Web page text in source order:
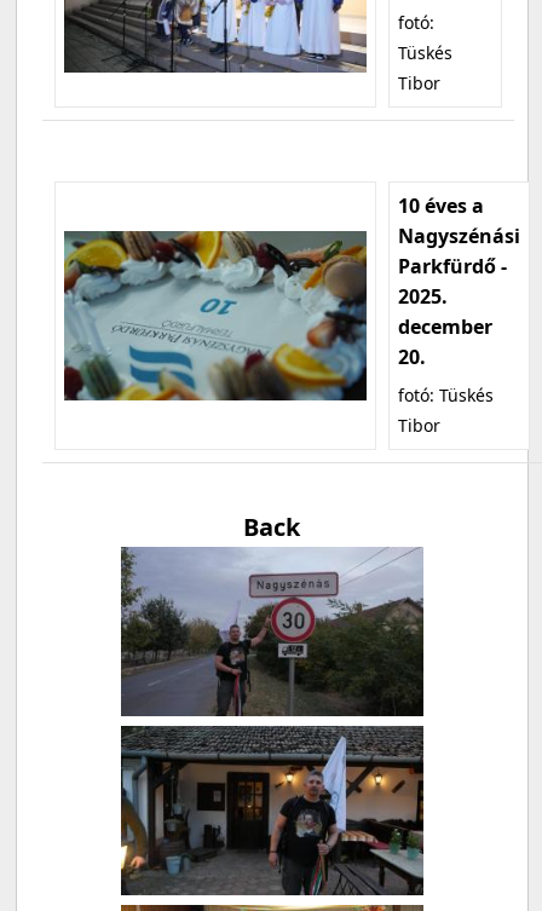
fotó:
Tüskés
Tibor
10 éves a
Nagyszénási
Parkfürdő -
2025.
december
20.
fotó: Tüskés
Tibor
Back